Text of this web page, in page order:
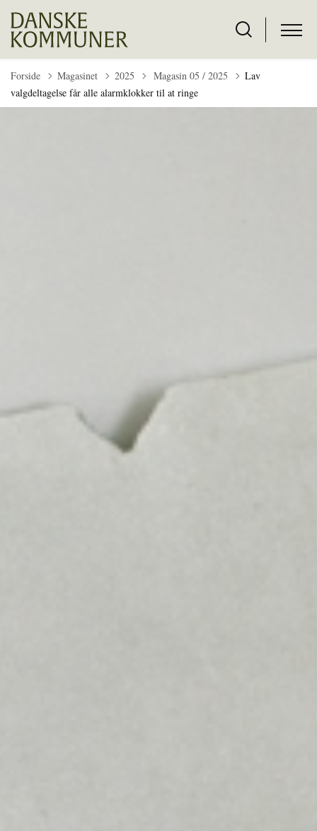
Forside Magasinet 2025 Tilbage til
Magasin 05 / 2025
Lav
valgdeltagelse får alle alarmklokker til at ringe